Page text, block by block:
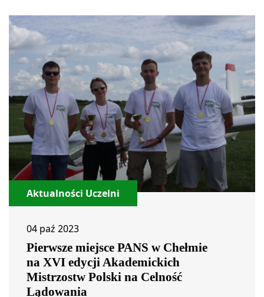
Aktualności Uczelni
04 paź 2023
Pierwsze miejsce PANS w Chełmie
na XVI edycji Akademickich
Mistrzostw Polski na Celność
Lądowania